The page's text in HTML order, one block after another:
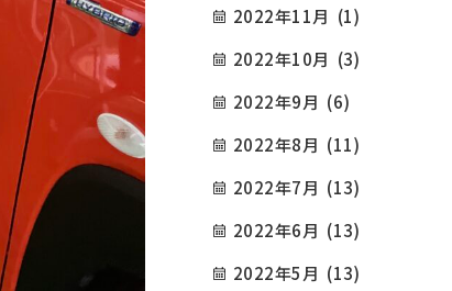
2022年11月 (1)
2022年10月 (3)
2022年9月 (6)
2022年8月 (11)
2022年7月 (13)
2022年6月 (13)
2022年5月 (13)